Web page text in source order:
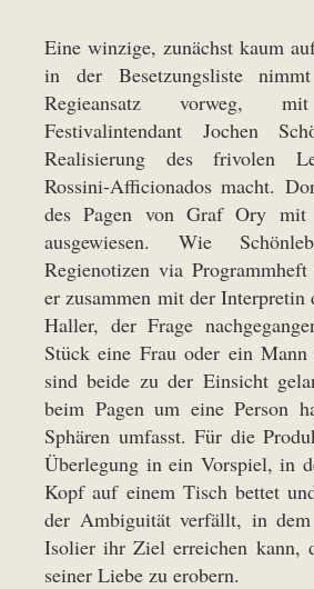
Eine winzige, zunächst kaum
in der Besetzungsliste
Regieansatz vorweg,
Festivalintendant Jochen
Realisierung des frivolen
Rossini-Afficionados macht.
des Pagen von Graf Ory mit
ausgewiesen. Wie
Regienotizen via
er zusammen mit der Interpretin
Haller, der Frage
Stück eine Frau oder ein
sind beide zu der Einsicht
beim Pagen um eine Person
Sphären umfasst. Für die
Überlegung in ein Vorspiel, in
Kopf auf einem Tisch bettet
der Ambiguität verfällt, in
Isolier ihr Ziel erreichen kann,
seiner Liebe zu erobern.